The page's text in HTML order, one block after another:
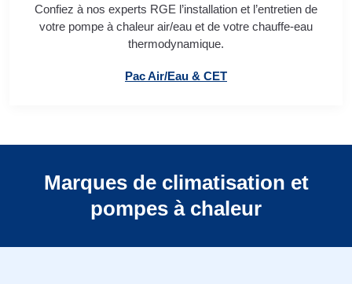
Confiez à nos experts RGE l’installation et l’entretien de
votre pompe à chaleur air/eau et de votre chauffe-eau
thermodynamique.
Pac Air/Eau & CET
Marques de climatisation et
pompes à chaleur